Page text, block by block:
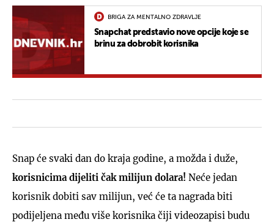
BRIGA ZA MENTALNO ZDRAVLJE
Snapchat predstavio nove opcije koje se
brinu za dobrobit korisnika
Snap će svaki dan do kraja godine, a možda i duže,
korisnicima dijeliti čak milijun dolara! Neće jedan
korisnik dobiti sav milijun, već će ta nagrada biti
podijeljena među više korisnika čiji videozapisi budu